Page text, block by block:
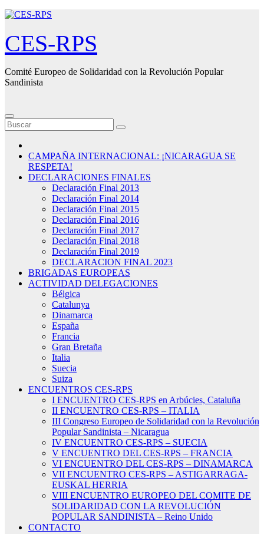
Saltar
contenido
CES-RPS
Comité Europeo de Solidaridad con la Revolución Popular
Sandinista
CAMPAÑA INTERNACIONAL: ¡NICARAGUA SE
RESPETA!
DECLARACIONES FINALES
Declaración Final 2013
Declaración Final 2014
Declaración Final 2015
Declaración Final 2016
Declaración Final 2017
Declaración Final 2018
Declaración Final 2019
DECLARACION FINAL 2023
BRIGADAS EUROPEAS
ACTIVIDAD DELEGACIONES
Bélgica
Catalunya
Dinamarca
España
Francia
Gran Bretaña
Italia
Suecia
Suiza
ENCUENTROS CES-RPS
I ENCUENTRO CES-RPS en Arbúcies, Cataluña
II ENCUENTRO CES-RPS – ITALIA
III Congreso Europeo de Solidaridad con la Revolución
Popular Sandinista – Nicaragua
IV ENCUENTRO CES-RPS – SUECIA
V ENCUENTRO DEL CES-RPS – FRANCIA
VI ENCUENTRO DEL CES-RPS – DINAMARCA
VII ENCUENTRO CES-RPS – ASTIGARRAGA-
EUSKAL HERRIA
VIII ENCUENTRO EUROPEO DEL COMITE DE
SOLIDARIDAD CON LA REVOLUCIÓN
POPULAR SANDINISTA – Reino Unido
CONTACTO